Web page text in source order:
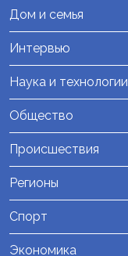
Дом и семья
Интервью
Наука и технологии
Общество
Происшествия
Регионы
Спорт
Экономика